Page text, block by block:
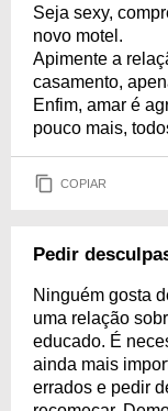
Seja sexy,
novo motel.
Apimente a
casamento,
Enfim, amar é
pouco mais,
COPIAR
Pedir
Ninguém gosta
uma relação
educado. É
ainda mais
errados e pedir